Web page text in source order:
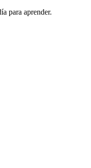
para aprender.